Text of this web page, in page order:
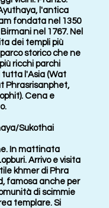
l'antica
fondata nel 1350
nel 1767. Nel
dei templi più
storico che ne
ricchi parchi
tutta l'Asia (Wat
Phrasrisanphet,
Cena e
Sukothai
In mattinata
Arrivo e visita
khmer di Phra
famosa anche per
di scimmie
templare. Si